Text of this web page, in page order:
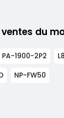
du
PA-1900-2P2
NP-FW50